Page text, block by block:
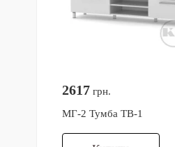
2617 грн.
МГ-2 Тумба ТВ-1